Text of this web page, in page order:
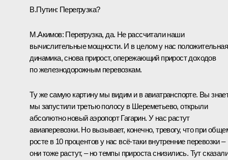
В.Путин: Перегрузка?
М.Акимов: Перегрузка, да. Не рассчитали наши
вычислительные мощности. И в целом у нас положительная
динамика, снова прирост, опережающий прирост доходов
по железнодорожным перевозкам.
Ту же самую картину мы видим и в авиатранспорте. Вы
мы запустили третью полосу в Шереметьево, открыли
абсолютно новый аэропорт Гагарин. У нас растут
авиаперевозки. Но вызывает, конечно, тревогу, что при
росте в 10 процентов у нас всё-таки внутренние перевозки –
они тоже растут, – но темпы прироста снизились. Тут